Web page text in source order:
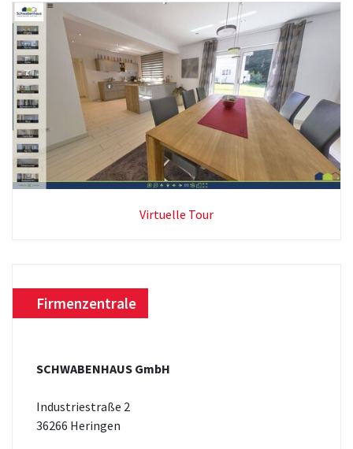
Virtuelle Tour
Firmenzentrale
SCHWABENHAUS GmbH
Industriestraße 2
36266 Heringen